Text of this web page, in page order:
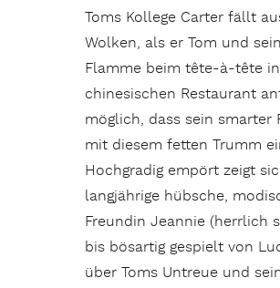
Toms Kollege Carter fällt
Wolken, als er Tom und
Flamme beim tête-à-tête
chinesischen Restaurant
möglich, dass sein smarter
mit diesem fetten Trumm
Hochgradig empört zeigt
langjährige hübsche,
Freundin Jeannie (herrlich
bis bösartig gespielt von
über Toms Untreue und